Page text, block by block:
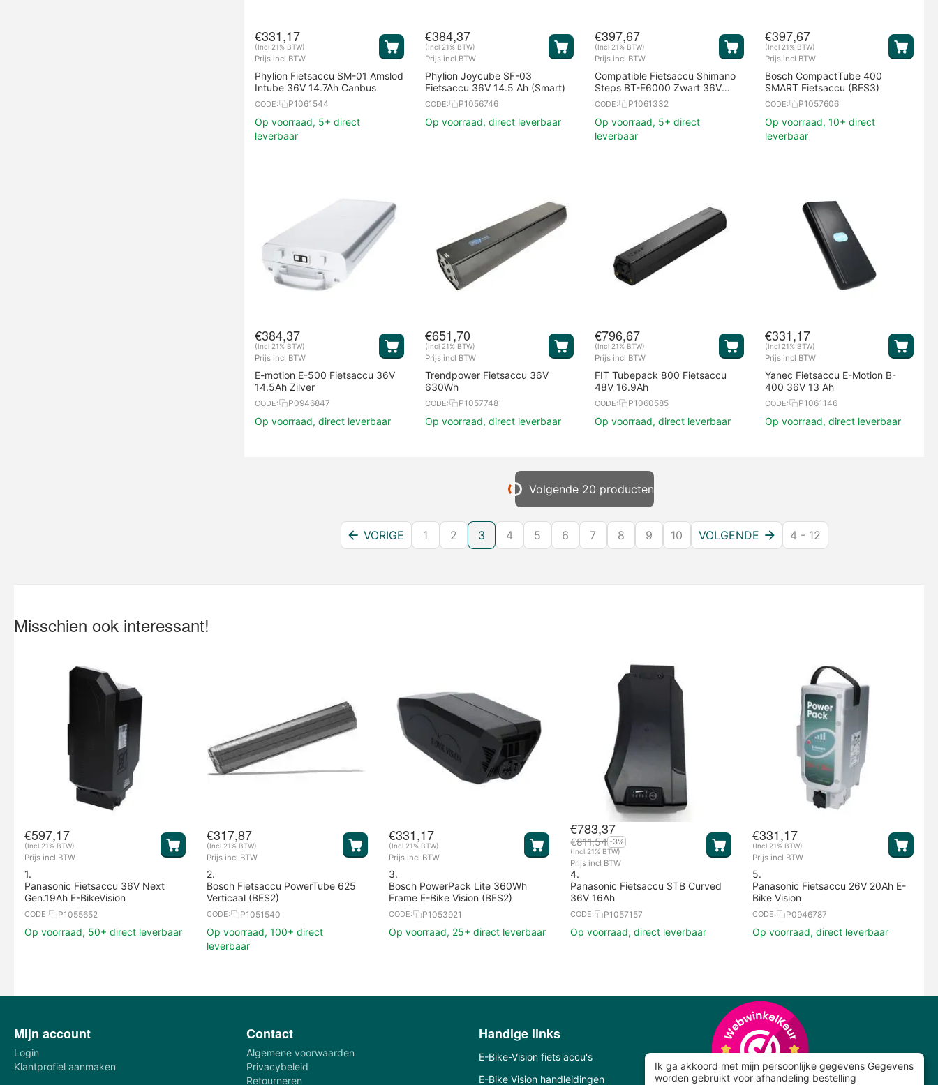
€331,17
(Incl 21% BTW)
Prijs incl BTW
Phylion Fietsaccu SM-01 Amslod
Intube 36V 14.7Ah Canbus
CODE: P1061544
Op voorraad, 5+ direct
leverbaar
€384,37
(Incl 21% BTW)
Prijs incl BTW
Phylion Joycube SF-03
Fietsaccu 36V 14.5 Ah (Smart)
CODE: P1056746
Op voorraad, direct leverbaar
€397,67
(Incl 21% BTW)
Prijs incl BTW
Compatible Fietsaccu Shimano
Steps BT-E6000 Zwart 36V
13,5Ah
CODE: P1061332
Op voorraad, 5+ direct
leverbaar
€397,67
(Incl 21% BTW)
Prijs incl BTW
Bosch CompactTube 400
SMART Fietsaccu (BES3)
CODE: P1057606
Op voorraad, 10+ direct
leverbaar
€384,37
(Incl 21% BTW)
Prijs incl BTW
E-motion E-500 Fietsaccu 36V
14.5Ah Zilver
CODE: P0946847
Op voorraad, direct leverbaar
€651,70
(Incl 21% BTW)
Prijs incl BTW
Trendpower Fietsaccu 36V
630Wh
CODE: P1057748
Op voorraad, direct leverbaar
€796,67
(Incl 21% BTW)
Prijs incl BTW
FIT Tubepack 800 Fietsaccu
48V 16.9Ah
CODE: P1060585
Op voorraad, direct leverbaar
€331,17
(Incl 21% BTW)
Prijs incl BTW
Yanec Fietsaccu E-Motion B-
400 36V 13 Ah
CODE: P1061146
Op voorraad, direct leverbaar
Volgende 20 producten
VORIGE 1 2 3 4 5 6 7 8 9 10 VOLGENDE 4 - 12
Misschien ook interessant!
€597,17
(Incl 21% BTW)
Prijs incl BTW
1.
Panasonic Fietsaccu 36V Next
Gen.19Ah E-BikeVision
CODE: P1055652
Op voorraad, 50+ direct leverbaar
€317,87
(Incl 21% BTW)
Prijs incl BTW
2.
Bosch Fietsaccu PowerTube 625
Verticaal (BES2)
CODE: P1051540
Op voorraad, 100+ direct
leverbaar
€331,17
(Incl 21% BTW)
Prijs incl BTW
3.
Bosch PowerPack Lite 360Wh
Frame E-Bike Vision (BES2)
CODE: P1053921
Op voorraad, 25+ direct leverbaar
€783,37
€811,54 -3%
(Incl 21% BTW)
Prijs incl BTW
4.
Panasonic Fietsaccu STB Curved
36V 16Ah
CODE: P1057157
Op voorraad, direct leverbaar
€331,17
(Incl 21% BTW)
Prijs incl BTW
5.
Panasonic Fietsaccu 26V 20Ah E-
Bike Vision
CODE: P0946787
Op voorraad, direct leverbaar
Mijn account
Login
Klantprofiel aanmaken
Contact
Algemene voorwaarden
Privacybeleid
Retourneren
Handige links
E-Bike-Vision fiets accu's
E-Bike Vision handleidingen
Ik ga akkoord met mijn persoonlijke gegevens Gegevens
worden gebruikt voor afhandeling bestelling